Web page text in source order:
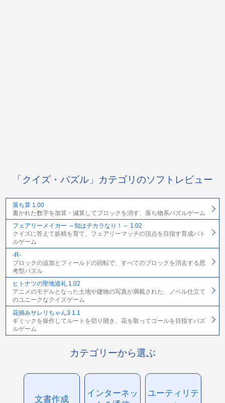
「クイズ・パズル」カテゴリのソフトレビュー
落ち算 1.00
書かれた数字を加算・減算してブロックを消す、落ち物系パズルゲーム
フェアリーメイカー ～知はチカラなり！～ 1.02
クイズに答えて妖精を育て、フェアリーマッチの頂点を目指す育成バト
ルゲーム
-R-
ブロックの追加とフィールドの回転で、すべてのブロックを消去する思
考型パズル
ヒトナツの聖地巡礼 1.02
アニメのモデルとなった土地や建物の写真が満載された、ノベル仕立て
のユニークなクイズゲーム
花摘みサレリちゃん3 1.1
ギミックを操作してルートを切り開き、花を取ってゴールを目指すパズ
ルゲーム
カテゴリーから選ぶ
文書作成
インターネッ
ユーティリテ